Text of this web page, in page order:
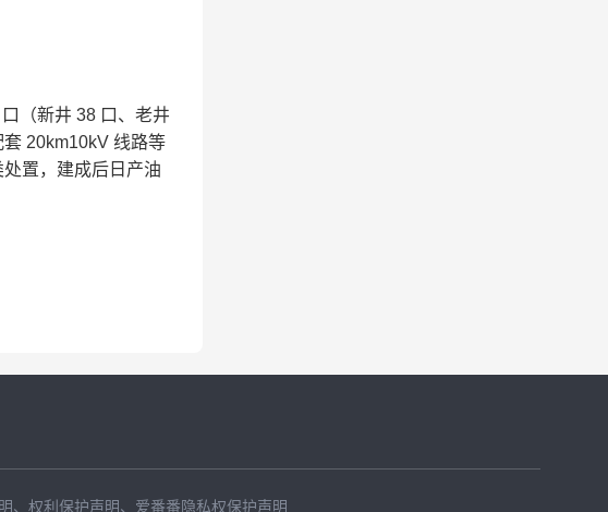
（新井 38 口、老井
20km10kV 线路等
置，建成后日产油
、 权利保护声明 、 爱番番隐私权保护声明